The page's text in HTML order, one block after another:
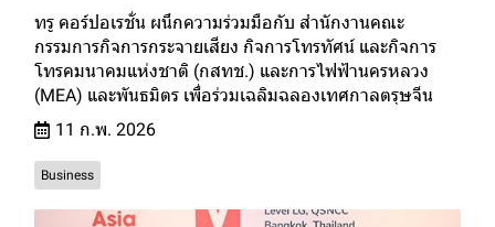
ทรู คอร์ปอเรชั่น ผนึกความร่วมมือกับ สำนักงานคณะ
กรรมการกิจการกระจายเสียง กิจการโทรทัศน์ และกิจการ
โทรคมนาคมแห่งชาติ (กสทช.) และการไฟฟ้านครหลวง
(MEA) และพันธมิตร เพื่อร่วมเฉลิมฉลองเทศกาลตรุษจีน
11 ก.พ. 2026
Business